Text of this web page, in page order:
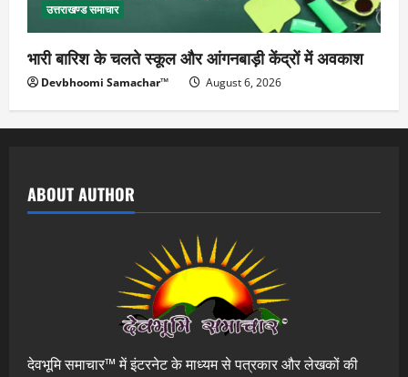
उत्तराखण्ड समाचार
भारी बारिश के चलते स्कूल और आंगनबाड़ी केंद्रों में अवकाश
Devbhoomi Samachar™ August 6, 2026
ABOUT AUTHOR
देवभूमि समाचार™ में इंटरनेट के माध्यम से पत्रकार और लेखकों की